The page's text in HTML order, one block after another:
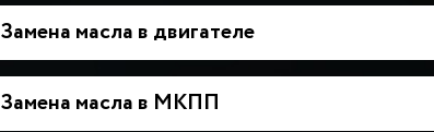
Замена масла в двигателе
Замена масла в МКПП